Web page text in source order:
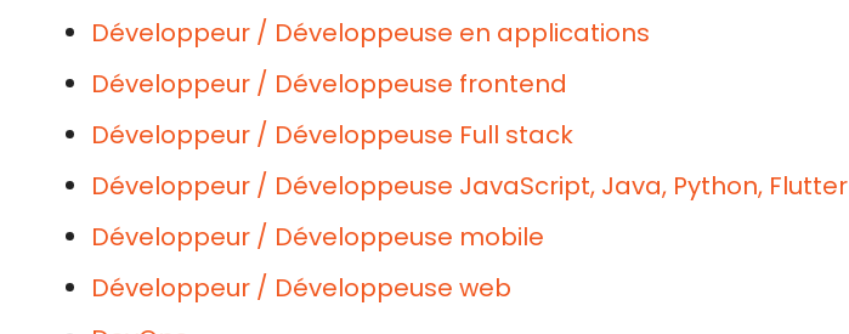
Développeur / Développeuse en applications
Développeur / Développeuse frontend
Développeur / Développeuse Full stack
Développeur / Développeuse JavaScript, Java, Python, Flutter
Développeur / Développeuse mobile
Développeur / Développeuse web